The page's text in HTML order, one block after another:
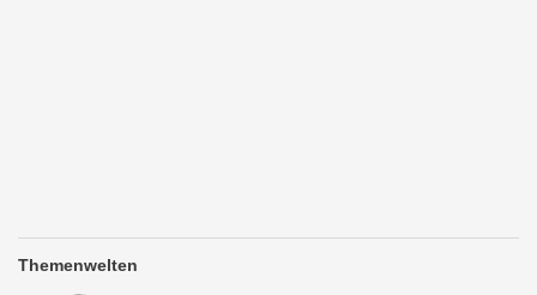
Themenwelten